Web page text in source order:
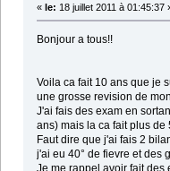
« le: 18 juillet 2011 à 01:45:37
Bonjour a tous!!
Voila ca fait 10 ans que je
une grosse revision de
J'ai fais des exam en
ans) mais la ca fait plus de
Faut dire que j'ai fais 2
j'ai eu 40° de fievre et des
Je me rappel avoir fait